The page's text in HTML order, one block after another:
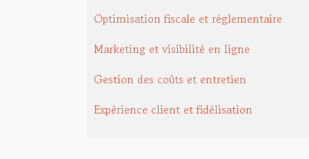
Optimisation fiscale et réglementaire
Marketing et visibilité en ligne
Gestion des coûts et entretien
Expérience client et fidélisation